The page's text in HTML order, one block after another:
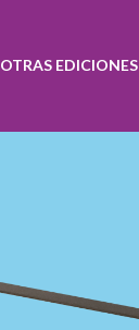
OTRAS EDICIONES